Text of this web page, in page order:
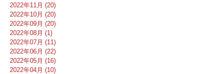
2022年11月 (20)
2022年10月 (20)
2022年09月 (20)
2022年08月 (1)
2022年07月 (11)
2022年06月 (22)
2022年05月 (16)
2022年04月 (10)